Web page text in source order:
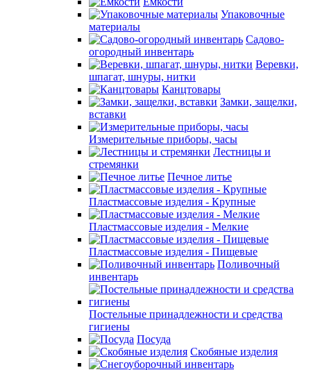
Упаковочные
материалы
Садово-
огородный инвентарь
Веревки,
шпагат, шнуры, нитки
Канцтовары
Замки, защелки,
вставки
Измерительные приборы, часы
Лестницы и
стремянки
Печное литье
Пластмассовые изделия - Крупные
Пластмассовые изделия - Мелкие
Пластмассовые изделия - Пищевые
Поливочный
инвентарь
Постельные принадлежности и средства
гигиены
Посуда
Скобяные изделия